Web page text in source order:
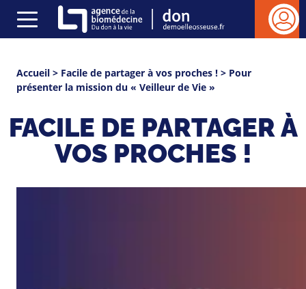
You
are
Accueil > Facile de partager à vos proches ! > Pour
présenter la mission du « Veilleur de Vie »
FACILE DE PARTAGER À
VOS PROCHES !
Gestion des cookies